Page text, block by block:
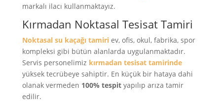
markalı ilacı kullanmaktayız.
Kırmadan Noktasal Tesisat Tamiri
Noktasal su kaçağı tamiriev, ofis, okul, fabrika, spor
kompleksi gibi bütün alanlarda uygulanmaktadır.
Servis personelimiz kırmadan tesisat tamirinde
yüksek tecrübeye sahiptir. En küçük bir hataya dahi
olanak vermeden 100% tespityapılıp arıza tamir
edilir.